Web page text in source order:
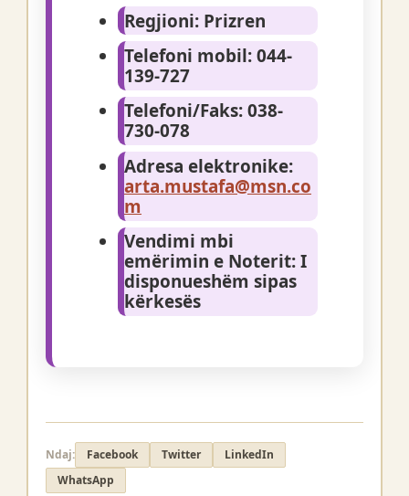
Regjioni: Prizren
Telefoni mobil:044-
139-727
Telefoni/Faks:038-
730-078
Adresa elektronike:
arta.mustafa@msn.co
m
Vendimi mbi
emërimin e Noterit:I
disponueshëm sipas
kërkesës
Ndaj: Facebook Twitter
LinkedIn
WhatsApp